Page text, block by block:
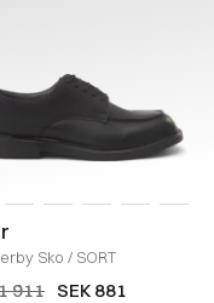
Sko / SORT
911 SEK 881